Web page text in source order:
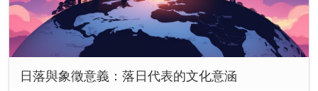
日落與象徵意義：落日代表的文化意涵